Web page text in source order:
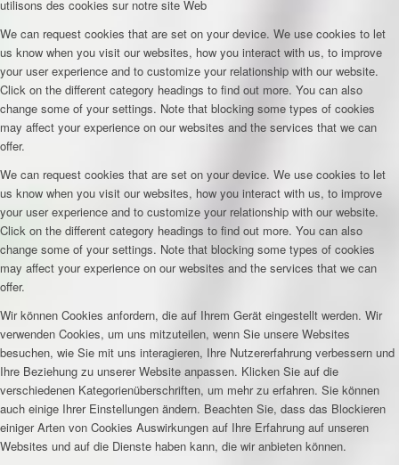
utilisons des cookies sur notre site Web
We can request cookies that are set on your device. We use cookies to let
us know when you visit our websites, how you interact with us, to improve
your user experience and to customize your relationship with our website.
Click on the different category headings to find out more. You can also
change some of your settings. Note that blocking some types of cookies
may affect your experience on our websites and the services that we can
offer.
We can request cookies that are set on your device. We use cookies to let
us know when you visit our websites, how you interact with us, to improve
your user experience and to customize your relationship with our website.
Click on the different category headings to find out more. You can also
change some of your settings. Note that blocking some types of cookies
may affect your experience on our websites and the services that we can
offer.
Wir können Cookies anfordern, die auf Ihrem Gerät eingestellt werden. Wir
verwenden Cookies, um uns mitzuteilen, wenn Sie unsere Websites
besuchen, wie Sie mit uns interagieren, Ihre Nutzererfahrung verbessern und
Ihre Beziehung zu unserer Website anpassen. Klicken Sie auf die
verschiedenen Kategorienüberschriften, um mehr zu erfahren. Sie können
auch einige Ihrer Einstellungen ändern. Beachten Sie, dass das Blockieren
einiger Arten von Cookies Auswirkungen auf Ihre Erfahrung auf unseren
Websites und auf die Dienste haben kann, die wir anbieten können.